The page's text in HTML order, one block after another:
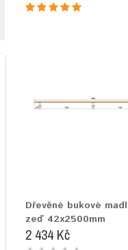
Dřevěné bukové
zeď 42x2500mm
2 434 Kč